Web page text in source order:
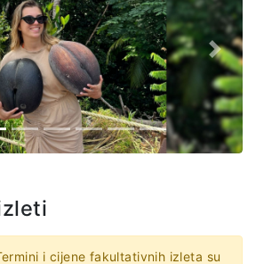
i cijene fakultativnih izleta su